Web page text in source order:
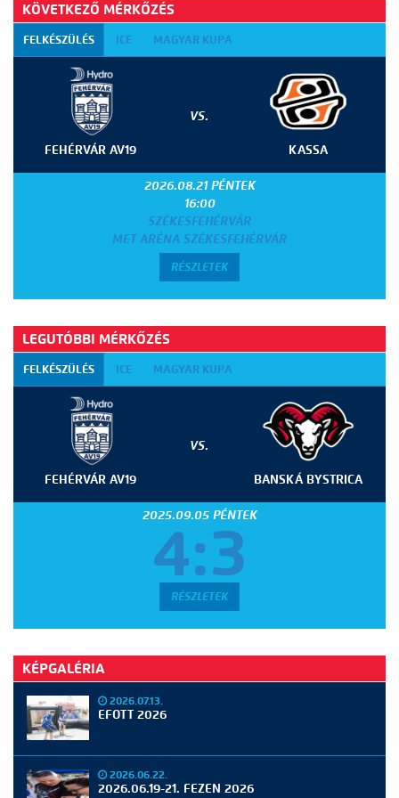
KÖVETKEZŐ MÉRKŐZÉS
FELKÉSZÜLÉS ICE MAGYAR KUPA
FEHÉRVÁR AV19
VS.
KASSA
2026.08.21 PÉNTEK
16:00
SZÉKESFEHÉRVÁR
MET ARÉNA SZÉKESFEHÉRVÁR
RÉSZLETEK
LEGUTÓBBI MÉRKŐZÉS
FELKÉSZÜLÉS ICE MAGYAR KUPA
FEHÉRVÁR AV19
VS.
BANSKÁ BYSTRICA
2025.09.05 PÉNTEK
4:3
RÉSZLETEK
KÉPGALÉRIA
2026.07.13.
EFOTT 2026
2026.06.22.
2026.06.19-21. FEZEN 2026